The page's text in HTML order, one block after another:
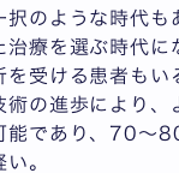
択のような時代
治療を選ぶ時代
受ける患者も
術の進歩により
能であり、70～
。